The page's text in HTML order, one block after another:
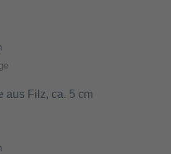
aus Filz, ca. 5 cm